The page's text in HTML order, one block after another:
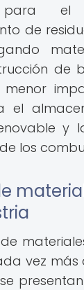
para
de
de
el
y
los
vez más